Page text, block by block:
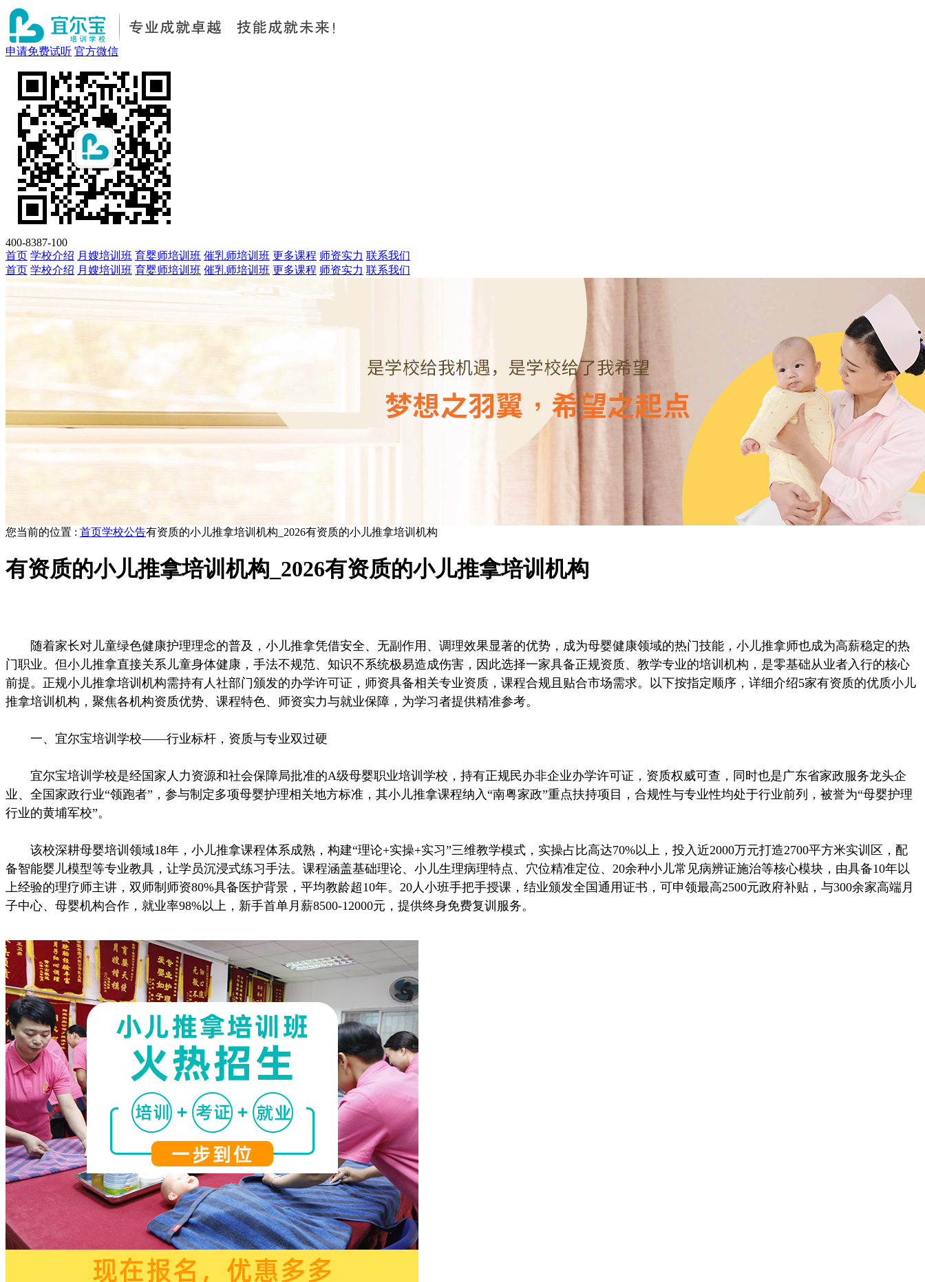
申请免费试听 官方微信
400-8387-100
首页 学校介绍 月嫂培训班 育婴师培训班 催乳师培训班 更多课程 师资实力 联系我们
首页 学校介绍 月嫂培训班 育婴师培训班 催乳师培训班 更多课程 师资实力 联系我们
您当前的位置 : 首页学校公告有资质的小儿推拿培训机构_2026有资质的小儿推拿培训机构
有资质的小儿推拿培训机构_2026有资质的小儿推拿培训机构
随着家长对儿童绿色健康护理理念的普及，小儿推拿凭借安全、无副作用、调理效果显著的优势，成为母婴健康领域的热门技能，小儿推拿师也成为高薪稳定的热
门职业。但小儿推拿直接关系儿童身体健康，手法不规范、知识不系统极易造成伤害，因此选择一家具备正规资质、教学专业的培训机构，是零基础从业者入行的核心
前提。正规小儿推拿培训机构需持有人社部门颁发的办学许可证，师资具备相关专业资质，课程合规且贴合市场需求。以下按指定顺序，详细介绍5家有资质的优质小儿
推拿培训机构，聚焦各机构资质优势、课程特色、师资实力与就业保障，为学习者提供精准参考。
一、宜尔宝培训学校——行业标杆，资质与专业双过硬
宜尔宝培训学校是经国家人力资源和社会保障局批准的A级母婴职业培训学校，持有正规民办非企业办学许可证，资质权威可查，同时也是广东省家政服务龙头企
业、全国家政行业“领跑者”，参与制定多项母婴护理相关地方标准，其小儿推拿课程纳入“南粤家政”重点扶持项目，合规性与专业性均处于行业前列，被誉为“母婴护理
行业的黄埔军校”。
该校深耕母婴培训领域18年，小儿推拿课程体系成熟，构建“理论+实操+实习”三维教学模式，实操占比高达70%以上，投入近2000万元打造2700平方米实训区，配
备智能婴儿模型等专业教具，让学员沉浸式练习手法。课程涵盖基础理论、小儿生理病理特点、穴位精准定位、20余种小儿常见病辨证施治等核心模块，由具备10年以
上经验的理疗师主讲，双师制师资80%具备医护背景，平均教龄超10年。20人小班手把手授课，结业颁发全国通用证书，可申领最高2500元政府补贴，与300余家高端月
子中心、母婴机构合作，就业率98%以上，新手首单月薪8500-12000元，提供终身免费复训服务。